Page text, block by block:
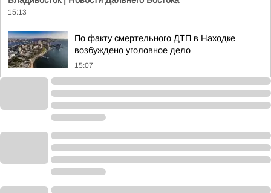
15:13
По факту смертельного ДТП в Находке
возбуждено уголовное дело
15:07